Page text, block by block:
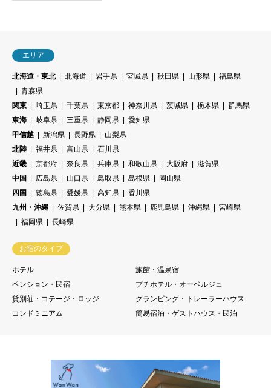
エリア
北海道・東北 北海道 岩手県 宮城県 秋田県 山形県
福島県
青森県
関東
埼玉県 千葉県 東京都 神奈川県 茨城県 栃木県
群馬県
東海
岐阜県 三重県 静岡県
愛知県
甲信越
新潟県 長野県
山梨県
北陸
福井県 富山県
石川県
近畿
京都府 奈良県 兵庫県 和歌山県 大阪府
滋賀県
中国
広島県 山口県 鳥取県 島根県
岡山県
四国
徳島県 愛媛県 高知県
香川県
九州・沖縄
佐賀県 大分県 熊本県 鹿児島県 沖縄県
宮崎県
福岡県
長崎県
お宿のタイプ
ホテル
旅館・温泉宿
ペンション・民宿
プチホテル・オーベルジュ
貸別荘・コテージ・ロッジ
グランピング・トレーラーハウス
コンドミニアム
簡易宿泊・ゲストハウス・民泊